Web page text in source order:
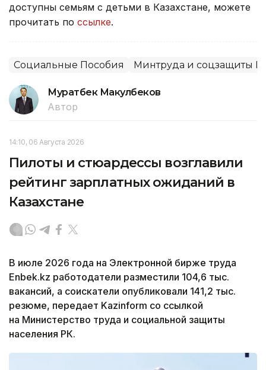
доступны семьям с детьми в Казахстане, можете
прочитать по ссылке.
Социальные Пособия Минтруда и соцзащиты
Муратбек Макулбеков
Автор
14:10, 06 Августа 2026
Пилоты и стюардессы возглавили
рейтинг зарплатных ожиданий в
Казахстане
В июле 2026 года на Электронной бирже труда
Enbek.kz работодатели разместили 104,6 тыс.
вакансий, а соискатели опубликовали 141,2 тыс.
резюме, передает Kazinform со ссылкой
на Министерство труда и социальной защиты
населения РК.